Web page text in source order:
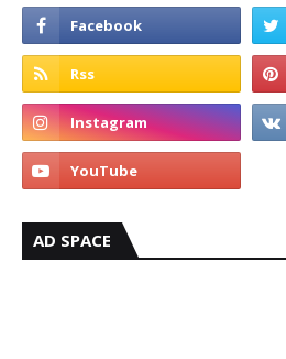
AD SPACE